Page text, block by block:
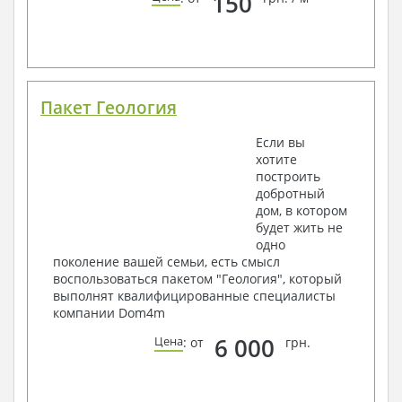
Пакет Геология
Если вы
хотите
построить
добротный
дом, в котором
будет жить не
одно
поколение вашей семьи, есть смысл
воспользоваться пакетом "Геология", который
выполнят квалифицированные специалисты
компании Dom4m
Цена: от 6 000 грн.